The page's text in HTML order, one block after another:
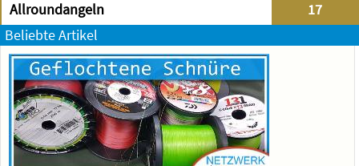
Allroundangeln
17
Beliebte Artikel